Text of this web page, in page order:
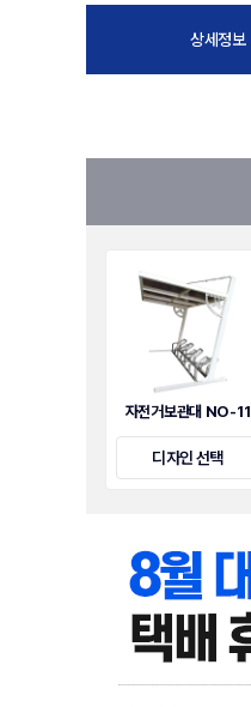
상세정보
자전거보관대 NO-11
디자인 선택